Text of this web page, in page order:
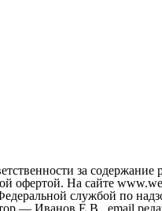
за
офертой. На сайте
службой по
— Иванов Е.В., email